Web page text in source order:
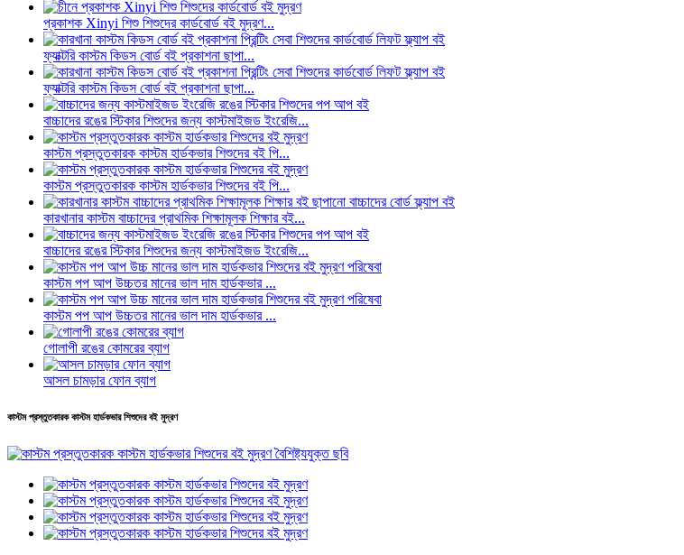
প্রকাশক Xinyi শিশু শিশুদের কার্ডবোর্ড বই মুদ্রণ...
ফ্যাক্টরি কাস্টম কিডস বোর্ড বই প্রকাশনা ছাপা...
ফ্যাক্টরি কাস্টম কিডস বোর্ড বই প্রকাশনা ছাপা...
বাচ্চাদের রঙের স্টিকার শিশুদের জন্য কাস্টমাইজড ইংরেজি...
কাস্টম প্রস্তুতকারক কাস্টম হার্ডকভার শিশুদের বই পি...
কাস্টম প্রস্তুতকারক কাস্টম হার্ডকভার শিশুদের বই পি...
কারখানার কাস্টম বাচ্চাদের প্রাথমিক শিক্ষামূলক শিক্ষার বই...
বাচ্চাদের রঙের স্টিকার শিশুদের জন্য কাস্টমাইজড ইংরেজি...
কাস্টম পপ আপ উচ্চতর মানের ভাল দাম হার্ডকভার ...
কাস্টম পপ আপ উচ্চতর মানের ভাল দাম হার্ডকভার ...
গোলাপী রঙের কোমরের ব্যাগ
আসল চামড়ার ফোন ব্যাগ
কাস্টম প্রস্তুতকারক কাস্টম হার্ডকভার শিশুদের বই মুদ্রণ